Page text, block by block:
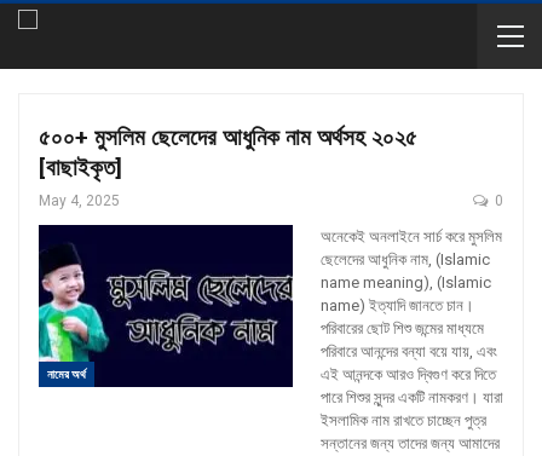
৫০০+ মুসলিম ছেলেদের আধুনিক নাম অর্থসহ ২০২৫
[বাছাইকৃত]
May 4, 2025 0
নামের অর্থ
অনেকেই অনলাইনে সার্চ করে মুসলিম
ছেলেদের আধুনিক নাম, (Islamic
name meaning), (Islamic
name) ইত্যাদি জানতে চান।
পরিবারের ছোট শিশু জন্মের মাধ্যমে
পরিবারে আনন্দের বন্যা বয়ে যায়, এবং
এই আনন্দকে আরও দ্বিগুণ করে দিতে
পারে শিশুর সুন্দর একটি নামকরণ। যারা
ইসলামিক নাম রাখতে চাচ্ছেন পুত্র
সন্তানের জন্য তাদের জন্য আমাদের